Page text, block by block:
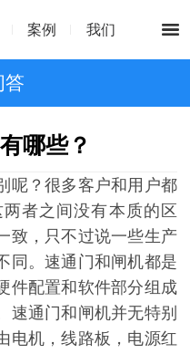
案例 我们
答
哪些？
？很多客户和用户都
者之间没有本质的区
致，只不过说一些生产
同。速通门和闸机都是
件配置和软件部分组成
速通门和闸机并无特别
电机，线路板，电源红